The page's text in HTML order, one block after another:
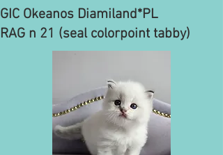
GIC Okeanos Diamiland*PL
RAG n 21 (seal colorpoint tabby)